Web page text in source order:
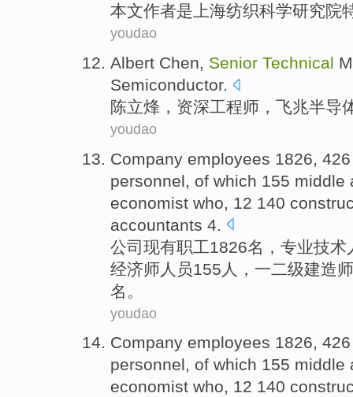
本文作者是 上海纺织科学研究院
youdao
Albert Chen, Senior Technical
Semiconductor.
陈立烽 ， 资深工程师 ， 飞兆半导
youdao
Company employees 1826,
personnel
of which 155 middle
economist who , 12 140
accountants 4
公司 现有职工1826名， 专业技术
经济师 人员155 人 ，一二级建造
名。
youdao
Company employees 1826,
personnel, of which 155 middle
economist who, 12 140